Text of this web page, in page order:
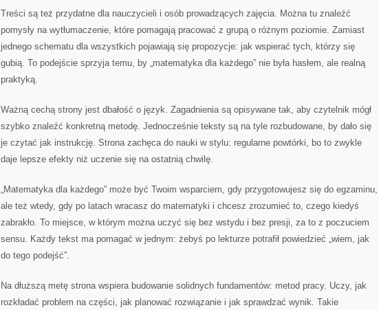
Treści są też przydatne dla nauczycieli i osób prowadzących zajęcia. Można tu znaleźć
pomysły na wytłumaczenie, które pomagają pracować z grupą o różnym poziomie. Zamiast
jednego schematu dla wszystkich pojawiają się propozycje: jak wspierać tych, którzy się
gubią. To podejście sprzyja temu, by „matematyka dla każdego” nie była hasłem, ale realną
praktyką.
Ważną cechą strony jest dbałość o język. Zagadnienia są opisywane tak, aby czytelnik mógł
szybko znaleźć konkretną metodę. Jednocześnie teksty są na tyle rozbudowane, by dało się
je czytać jak instrukcję. Strona zachęca do nauki w stylu: regularne powtórki, bo to zwykle
daje lepsze efekty niż uczenie się na ostatnią chwilę.
„Matematyka dla każdego” może być Twoim wsparciem, gdy przygotowujesz się do egzaminu,
ale też wtedy, gdy po latach wracasz do matematyki i chcesz zrozumieć to, czego kiedyś
zabrakło. To miejsce, w którym można uczyć się bez wstydu i bez presji, za to z poczuciem
sensu. Każdy tekst ma pomagać w jednym: żebyś po lekturze potrafił powiedzieć „wiem, jak
do tego podejść”.
Na dłuższą metę strona wspiera budowanie solidnych fundamentów: metod pracy. Uczy, jak
rozkładać problem na części, jak planować rozwiązanie i jak sprawdzać wynik. Takie